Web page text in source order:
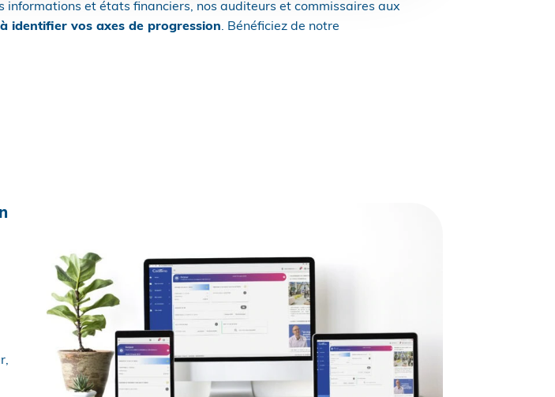
et états financiers, nos auditeurs et commissaires aux
identifier vos axes de progression. Bénéficiez de notre